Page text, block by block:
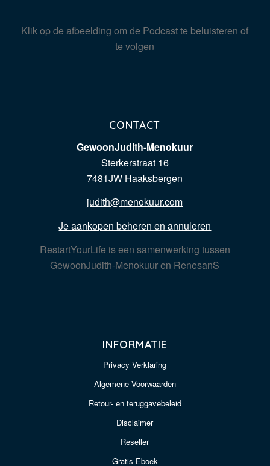
Klik op de afbeelding om de Podcast te beluisteren of
te volgen
CONTACT
GewoonJudith-Menokuur
Sterkerstraat 16
7481JW Haaksbergen
judith@menokuur.com
Je aankopen beheren en annuleren
RestartYourLife is een samenwerking tussen
GewoonJudith-Menokuur en RenesanS
INFORMATIE
Privacy Verklaring
Algemene Voorwaarden
Retour- en teruggavebeleid
Disclaimer
Reseller
Gratis-Eboek